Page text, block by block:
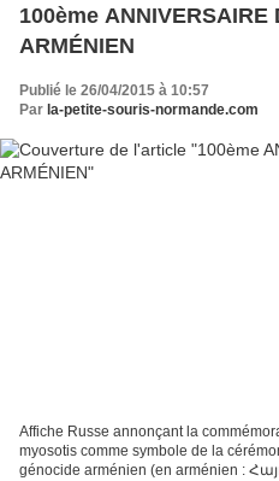
100ème ANNIVERSAIRE
ARMÉNIEN
Publié le 26/04/2015 à 10:57
Par la-petite-souris-normande.com
Affiche Russe annonçant la
myosotis comme symbole de la
génocide arménien (en arménien :